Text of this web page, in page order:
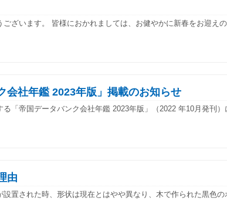
ございます。 皆様におかれましては、お健やかに新春をお迎え
会社年鑑 2023年版」掲載のお知らせ
「帝国データバンク会社年鑑 2023年版」（2022 年10月発刊
由
設置された時、形状は現在とはやや異なり、木で作られた黒色